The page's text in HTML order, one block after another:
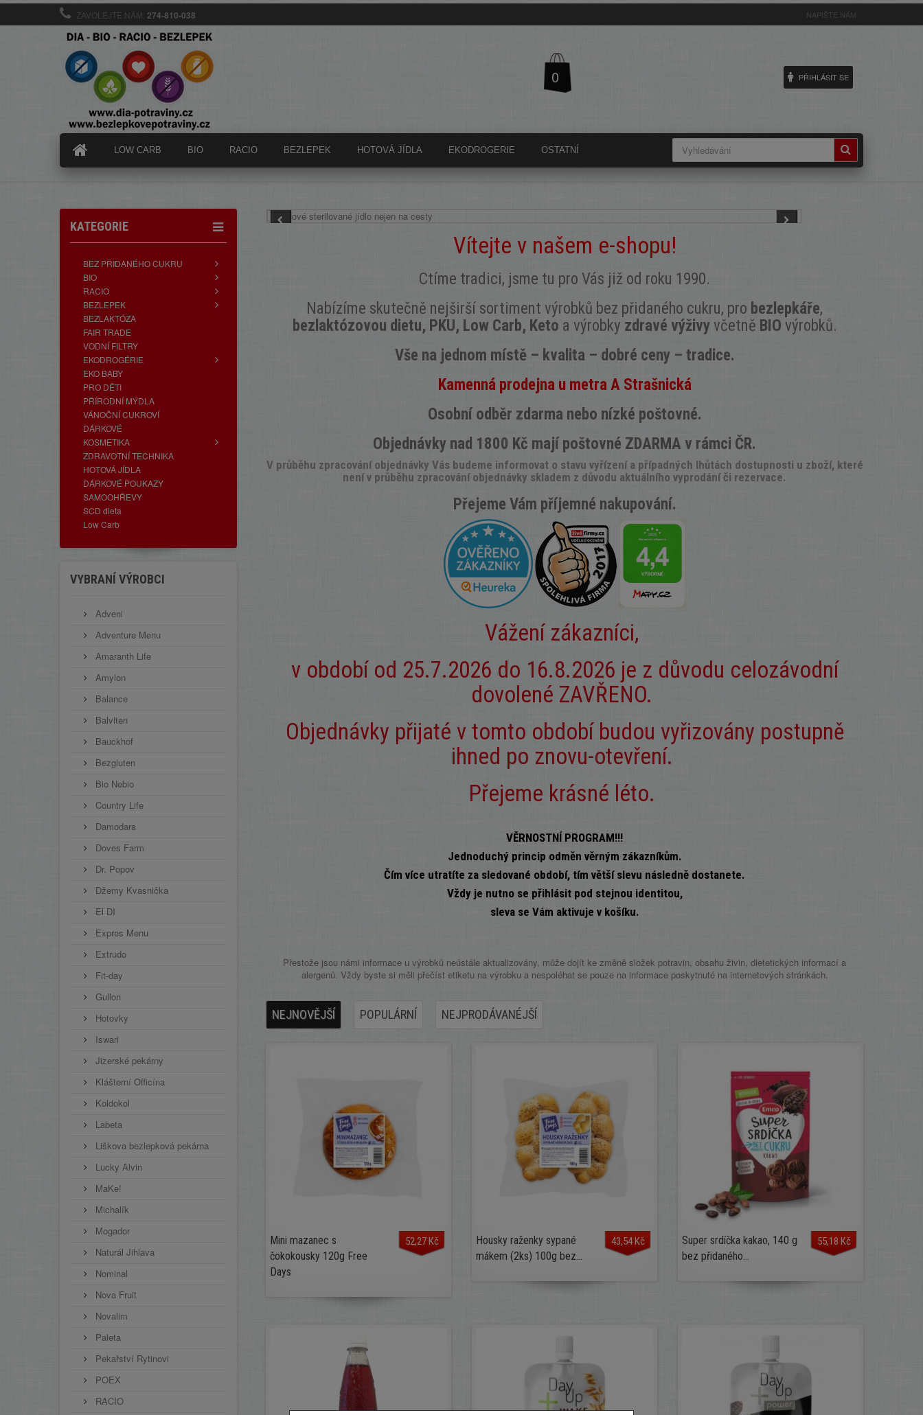
NAPIŠTE NÁM
ZAVOLEJTE NÁM: 274-810-038
0 PŘIHLÁSIT SE
LOW CARB BIO RACIO BEZLEPEK HOTOVÁ JÍDLA EKODROGERIE OSTATNÍ
KATEGORIE
BEZ PŘIDANÉHO CUKRU
BIO
RACIO
BEZLEPEK
BEZLAKTÓZA
FAIR TRADE
VODNÍ FILTRY
EKODROGÉRIE
EKO BABY
PRO DĚTI
PŘÍRODNÍ MÝDLA
VÁNOČNÍ CUKROVÍ
DÁRKOVÉ
KOSMETIKA
ZDRAVOTNÍ TECHNIKA
HOTOVÁ JÍDLA
DÁRKOVÉ POUKAZY
SAMOOHŘEVY
SCD dieta
Low Carb
VYBRANÍ VÝROBCI
Adveni
Adventure Menu
Amaranth Life
Amylon
Balance
Balviten
Bauckhof
Bezgluten
Bio Nebio
Country Life
Damodara
Doves Farm
Dr. Popov
Džemy Kvasnička
El DI
Expres Menu
Extrudo
Fit-day
Gullon
Hotovky
Iswari
Jizerské pekárny
Klášterní Officína
Koldokol
Labeta
Liškova bezlepková pekárna
Lucky Alvin
MaKe!
Michalík
Mogador
Naturál Jihlava
Nominal
Nova Fruit
Novalim
Paleta
Pekařství Rytinovi
POEX
RACIO
Vítejte v našem e-shopu!
Ctíme tradici, jsme tu pro Vás již od roku 1990.
Nabízíme skutečně nejširší sortiment výrobků bez přidaného cukru, pro bezlepkáře,
bezlaktózovou dietu, PKU, Low Carb, Keto a výrobky zdravé výživyvčetně BIO výrobků.
Vše na jednom místě – kvalita – dobré ceny – tradice.
Kamenná prodejna u metra A Strašnická
Osobní odběr zdarma nebo nízké poštovné.
Objednávky nad 1800 Kč mají poštovné ZDARMA v rámci ČR.
V průběhu zpracování objednávky Vás budeme informovat o stavu vyřízení a případných lhůtách dostupnosti u zboží, které
není v průběhu zpracování objednávky skladem z důvodu aktuálního vyprodání či rezervace.
Přejeme Vám příjemné nakupování.
Vážení zákazníci,
v období od 25.7.2026 do 16.8.2026 je z důvodu celozávodní
dovolené ZAVŘENO.
Objednávky přijaté v tomto období budou vyřizovány postupně
ihned po znovu-otevření.
Přejeme krásné léto.
VĚRNOSTNÍ PROGRAM!!!
Jednoduchý princip odměn věrným zákazníkům.
Čím více utratíte za sledované období, tím větší slevu následně dostanete.
Vždy je nutno se přihlásit pod stejnou identitou,
sleva se Vám aktivuje v košíku.
Přestože jsou námi informace u výrobků neústále aktualizovány, může dojít ke změně složek potravin, obsahu živin, dietetických informací a
alergenů. Vždy byste si měli přečíst etiketu na výrobku a nespoléhat se pouze na informace poskytnuté na internetových stránkách.
NEJNOVĚJŠÍ POPULÁRNÍ NEJPRODÁVANÉJŠÍ
Mini mazanec s
čokokousky 120g Free
Days
52,27 Kč
Housky raženky sypané
mákem (2ks) 100g bez...
43,54 Kč
Super srdíčka kakao, 140 g
bez přidaného...
55,18 Kč